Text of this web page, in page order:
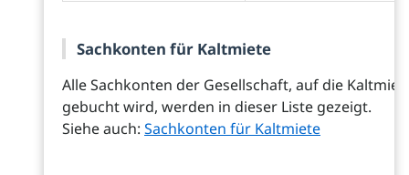
Sachkonten für Kaltmiete
Alle Sachkonten der Gesellschaft, auf die
gebucht wird, werden in dieser Liste gezeigt.
Siehe auch: Sachkonten für Kaltmiete